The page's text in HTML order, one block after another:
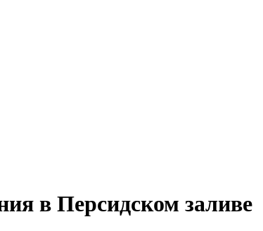
в Персидском заливе